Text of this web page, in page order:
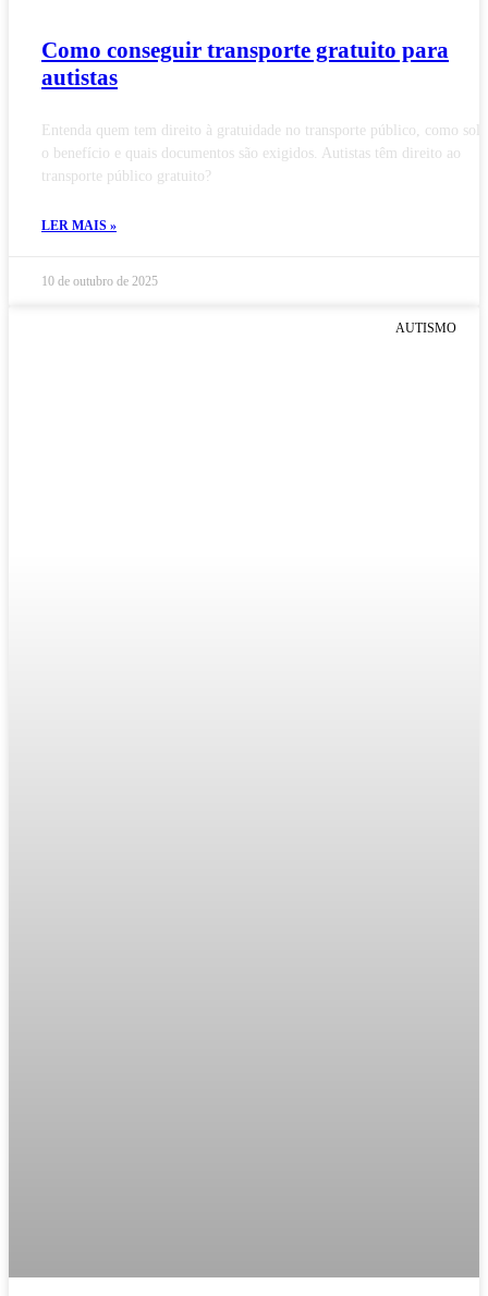
Como conseguir transporte gratuito para
autistas
Entenda quem tem direito à gratuidade no transporte público, como
o benefício e quais documentos são exigidos. Autistas têm direito ao
transporte público gratuito?
LER MAIS »
10 de outubro de 2025
AUTISMO